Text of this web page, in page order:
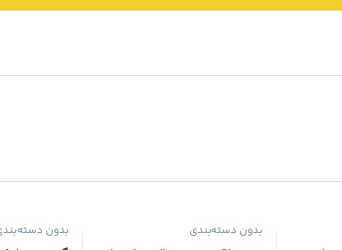
بدون دسته‌بندی بدون